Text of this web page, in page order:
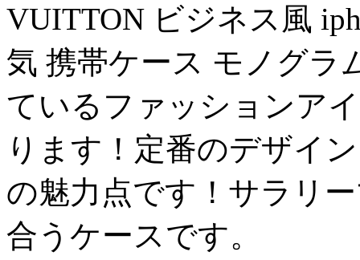
VUITTON ビジネス風
気 携帯ケース モノグラ
ているファッションア
ります！定番のデザイ
の魅力点です！サラリ
合うケースです。